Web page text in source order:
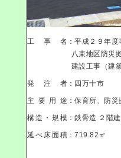
工事名 ：平成２９年
八束地区防災拠点基
建設工事（建築主
発注者 ：四万十市
主要用途 ：保育所、防
構造・規模 ：鉄骨造 ２階建
延べ床面積 ：719.82㎡